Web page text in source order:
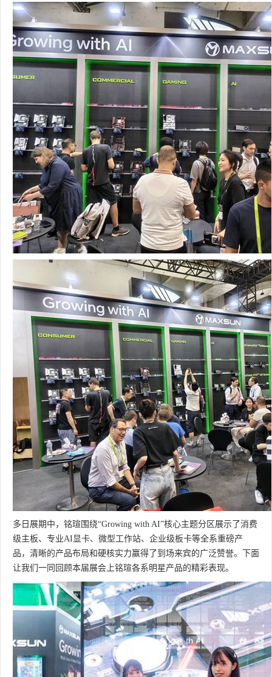
多日展期中，铭瑄围绕“Growing with AI”核心主题分区展示了消费
级主板、专业AI显卡、微型工作站、企业级板卡等全系重磅产
品，清晰的产品布局和硬核实力赢得了到场来宾的广泛赞誉。下面
让我们一同回顾本届展会上铭瑄各系明星产品的精彩表现。